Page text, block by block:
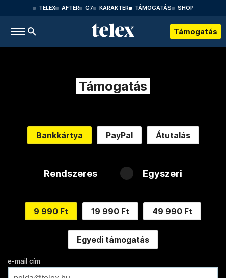
TELEX AFTER G7 KARAKTER TÁMOGATÁS SHOP
Támogatás
Támogatás
Bankkártya PayPal Átutalás
Rendszeres Egyszeri
9 990 Ft 19 990 Ft 49 990 Ft
Egyedi támogatás
e-mail cím